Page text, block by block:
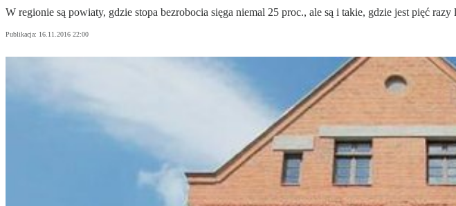
W regionie są powiaty, gdzie stopa bezrobocia sięga niemal 25 proc., ale są i takie, gdzie jest pięć razy
Publikacja: 16.11.2016 22:00